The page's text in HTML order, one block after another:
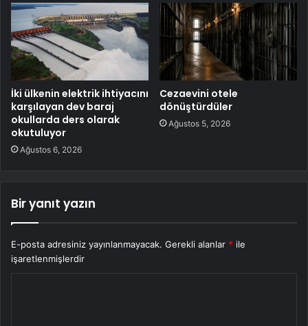
İki ülkenin elektrik ihtiyacını
karşılayan dev baraj
okullarda ders olarak
okutuluyor
Ağustos 6, 2026
Cezaevini otele
dönüştürdüler
Ağustos 5, 2026
Bir yanıt yazın
E-posta adresiniz yayınlanmayacak. Gerekli alanlar * ile
işaretlenmişlerdir